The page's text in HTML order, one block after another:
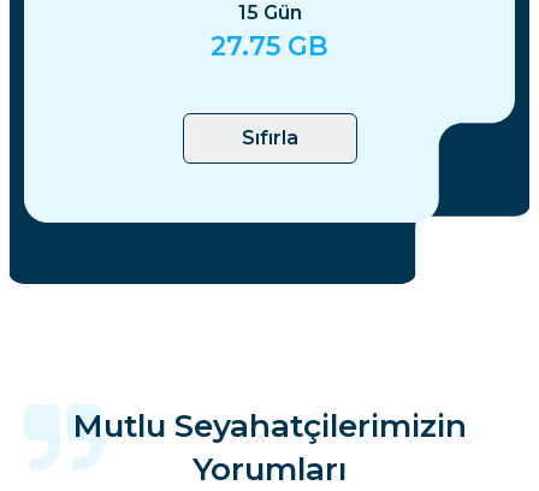
15 Gün
27.75 GB
Sıfırla
Mutlu Seyahatçilerimizin
Yorumları